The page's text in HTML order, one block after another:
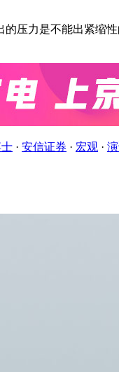
压力是不能出紧缩
· 安信证券 · 宏观 ·